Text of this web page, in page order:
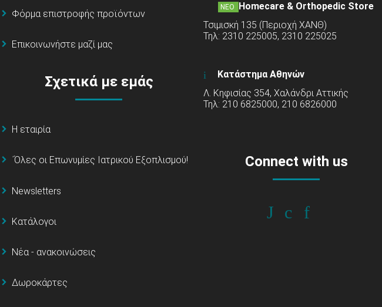
Φόρμα επιστροφής προϊόντων
Επικοινωνήστε μαζί μας
Σχετικά με εμάς
Η εταιρία
΄Όλες οι Επωνυμίες Ιατρικού Εξοπλισμού!
Newsletters
Κατάλογοι
Νέα - ανακοινώσεις
Δωροκάρτες
ΝΕΟ
Homecare & Orthopedic Store
Τσιμισκή 135 (Περιοχή ΧΑΝΘ)
Τηλ: 2310 225005, 2310 225025
Κατάστημα Αθηνών
Λ. Κηφισίας 354, Χαλάνδρι Αττικής
Τηλ: 210 6825000, 210 6826000
Connect with us